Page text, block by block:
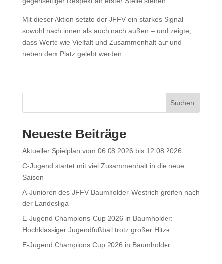
Mit dieser Aktion setzte der JFFV ein starkes Signal –
sowohl nach innen als auch nach außen – und zeigte,
dass Werte wie Vielfalt und Zusammenhalt auf und
neben dem Platz gelebt werden.
Suchen
Neueste Beiträge
Aktueller Spielplan vom 06.08.2026 bis 12.08.2026
C-Jugend startet mit viel Zusammenhalt in die neue
Saison
A-Junioren des JFFV Baumholder-Westrich greifen nach
der Landesliga
E-Jugend Champions-Cup 2026 in Baumholder:
Hochklassiger Jugendfußball trotz großer Hitze
E-Jugend Champions Cup 2026 in Baumholder